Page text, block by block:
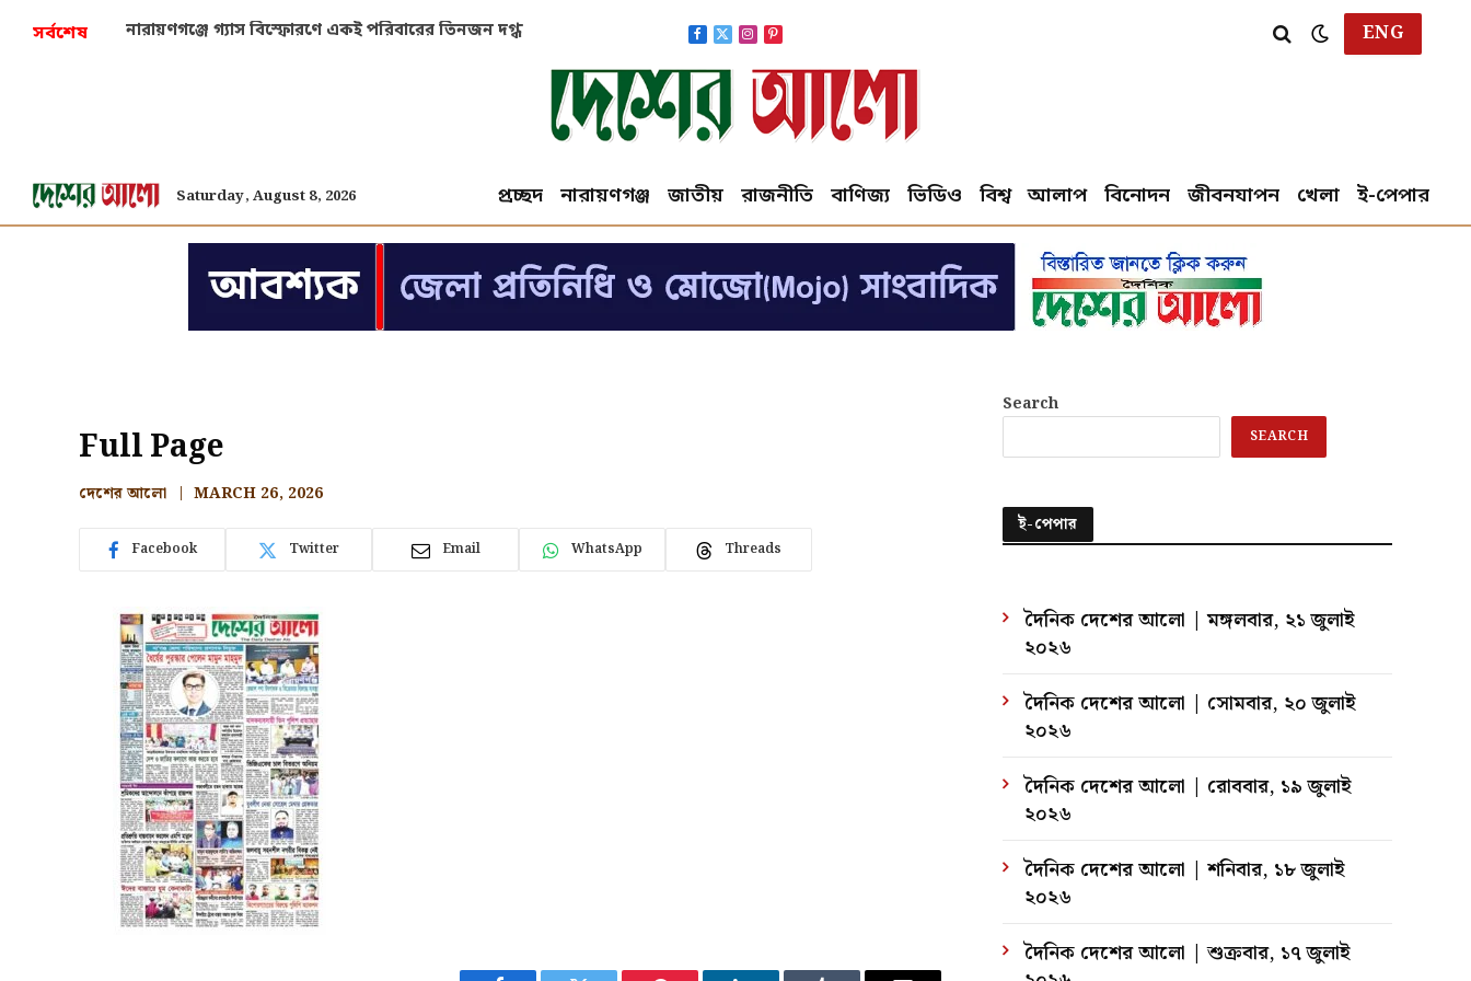
সর্বশেষ নারায়ণগঞ্জে গ্যাস বিস্ফোরণে একই পরিবারের তিনজন দগ্ধ
Facebook
X
(Twitter)
Instagram
Pinterest ENG
Saturday, August 8, 2026 প্রচ্ছদ নারায়ণগঞ্জ জাতীয় রাজনীতি বাণিজ্য ভিডিও বিশ্ব আলাপ বিনোদন জীবনযাপন খেলা ই-পেপার
Full Page
দেশের আলো MARCH 26, 2026
Facebook Twitter Email WhatsApp Threads
Search
SEARCH
ই-পেপার
দৈনিক দেশের আলো | মঙ্গলবার, ২১ জুলাই
২০২৬
দৈনিক দেশের আলো | সোমবার, ২০ জুলাই
২০২৬
দৈনিক দেশের আলো | রোববার, ১৯ জুলাই
২০২৬
দৈনিক দেশের আলো | শনিবার, ১৮ জুলাই
২০২৬
দৈনিক দেশের আলো | শুক্রবার, ১৭ জুলাই